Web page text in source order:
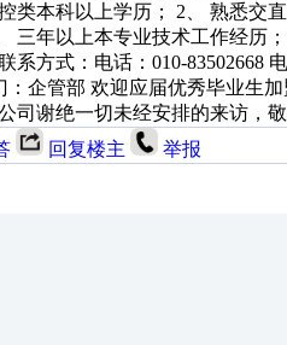
类本科以上学历； 2、 熟悉交
三年以上本专业技术工作经历
方式：电话：010-83502668
：企管部 欢迎应届优秀毕业
司谢绝一切未经安排的来访，
回复楼主 举报